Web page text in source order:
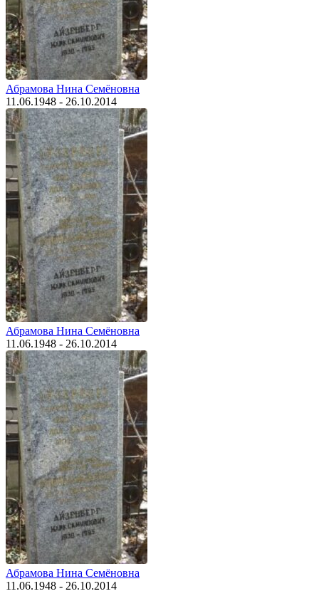
Абрамова Нина Семёновна
11.06.1948 - 26.10.2014
Абрамова Нина Семёновна
11.06.1948 - 26.10.2014
Абрамова Нина Семёновна
11.06.1948 - 26.10.2014